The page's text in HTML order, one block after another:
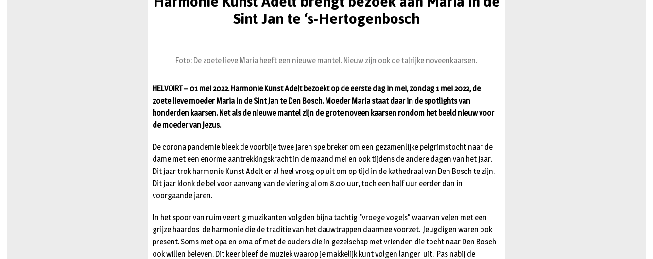
Sint Jan te ‘s-Hertogenbosch
Foto: De zoete lieve Maria heeft een nieuwe mantel. Nieuw zijn ook de talrijke noveenkaarsen.
HELVOIRT – 01 mei 2022. Harmonie Kunst Adelt bezoekt op de eerste dag in mei, zondag 1 mei 2022, de
zoete lieve moeder Maria in de Sint Jan te Den Bosch. Moeder Maria staat daar in de spotlights van
honderden kaarsen. Net als de nieuwe mantel zijn de grote noveen kaarsen rondom het beeld nieuw voor
de moeder van Jezus.
De corona pandemie bleek de voorbije twee jaren spelbreker om een gezamenlijke pelgrimstocht naar de
dame met een enorme aantrekkingskracht in de maand mei en ook tijdens de andere dagen van het jaar.
Dit jaar trok harmonie Kunst Adelt er al heel vroeg op uit om op tijd in de kathedraal van Den Bosch te zijn.
Dit jaar klonk de bel voor aanvang van de viering al om 8.00 uur, toch een half uur eerder dan in
voorgaande jaren.
In het spoor van ruim veertig muzikanten volgden bijna tachtig “vroege vogels” waarvan velen met een
grijze haardos de harmonie die de traditie van het dauwtrappen daarmee voorzet. Jeugdigen waren ook
present. Soms met opa en oma of met de ouders die in gezelschap met vrienden die tocht naar Den Bosch
ook willen beleven. Dit keer bleef de muziek waarop je makkelijk kunt volgen langer uit. Pas nabij de